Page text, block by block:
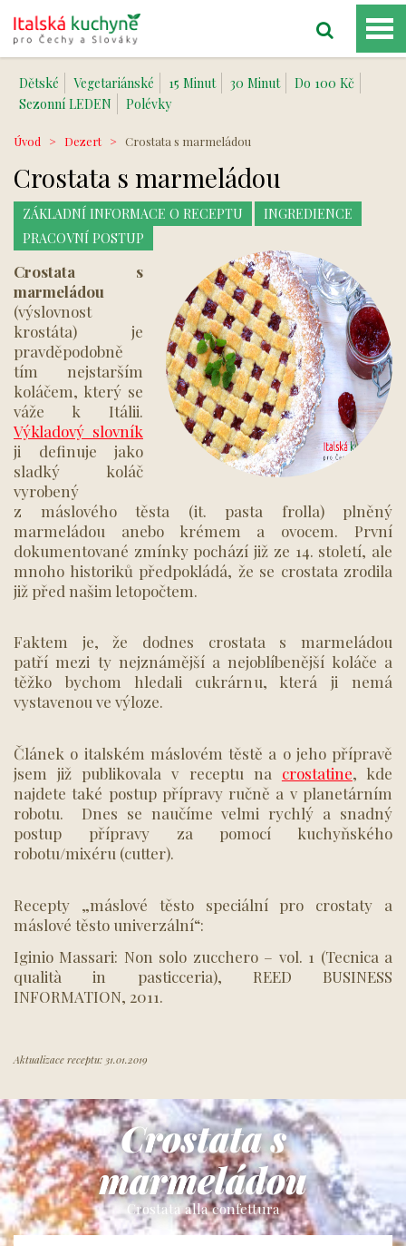
Dětské Vegetariánské 15 Minut 30 Minut
Do 100 Kč
Sezonní LEDEN
Polévky
Úvod > Dezert > Crostata s marmeládou
Crostata s marmeládou
ZÁKLADNÍ INFORMACE O RECEPTU
INGREDIENCE
PRACOVNÍ POSTUP
Crostata s
marmeládou
(výslovnost
krostáta) je
pravděpodobně
tím nejstarším
koláčem, který se
váže k Itálii.
Výkladový slovník
ji definuje jako
sladký koláč
vyrobený
z máslového těsta (it. pasta frolla) plněný
marmeládou anebo krémem a ovocem. První
dokumentované zmínky pochází již ze 14. století, ale
mnoho historiků předpokládá, že se crostata zrodila
již před našim letopočtem.
Faktem je, že dodnes crostata s marmeládou
patří mezi ty nejznámější a nejoblíbenější koláče a
těžko bychom hledali cukrárnu, která ji nemá
vystavenou ve výloze.
Článek o italském máslovém těstě a o jeho přípravě
jsem již publikovala v receptu na crostatine, kde
najdete také postup přípravy ručně a v planetárním
robotu. Dnes se naučíme velmi rychlý a snadný
postup přípravy za pomocí kuchyňského
robotu/mixéru (cutter).
Recepty „máslové těsto speciální pro crostaty a
máslové těsto univerzální“:
Iginio Massari: Non solo zucchero – vol. 1 (Tecnica a
qualità in pasticceria), REED BUSINESS
INFORMATION, 2011.
Aktualizace receptu: 31.01.2019
Crostata s
marmeládou
Crostata alla confettura